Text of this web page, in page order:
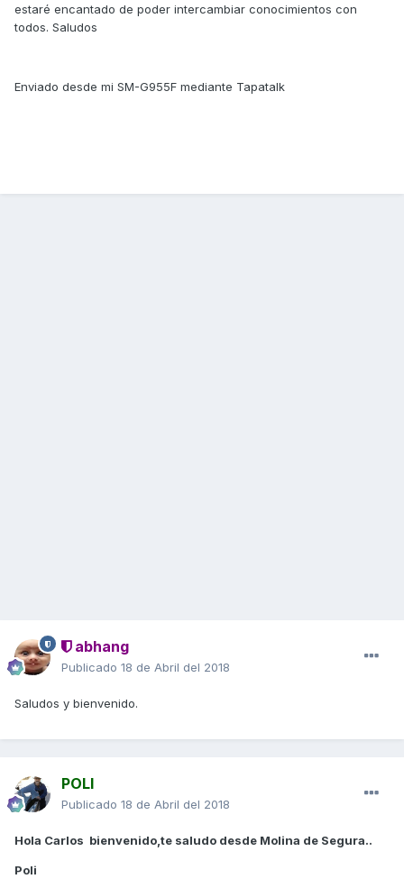
estaré encantado de poder intercambiar conocimientos con
todos. Saludos
Enviado desde mi SM-G955F mediante Tapatalk
abhang
Publicado 18 de Abril del 2018
Saludos y bienvenido.
POLI
Publicado 18 de Abril del 2018
Hola Carlos bienvenido,te saludo desde Molina de Segura..
Poli